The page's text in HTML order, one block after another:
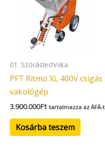
01. Szórástechnika
PFT Ritmo XL 400V csigás
vakológép
3.900.000Ft tartalmazza az ÁFÁ-t
Kosárba teszem